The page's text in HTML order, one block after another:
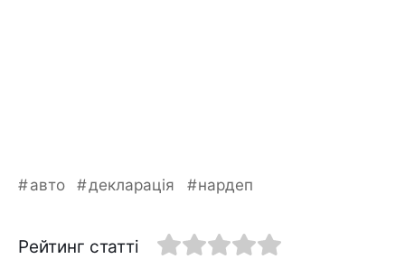
авто декларація нардеп
Рейтинг статті